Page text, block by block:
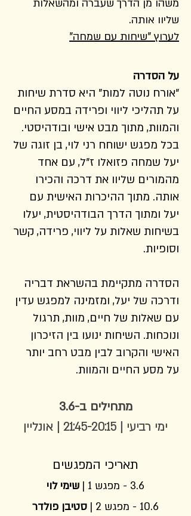
משהו מן הדרך שעברה ומהשאלות
שליוו אותה.
לערוץ "שיחות עם שמחה"
על הסדרה
"אורח נוטה למות" היא סדרת שיחות
על תהליכי ליווי ופרידה במסע החיים
והמוות, מתוך מבט אישי ובודהיסטי.
בכל מפגש ישוחח רני לוי, בן זוגה של
יעל שמחה פזואלו ז"ל, עם אחד
מהמורים שליוו את דרכה והכירו
אותה. מתוך ההיכרות האישית עם
יעל ומתוך הדרך הבודהיסטית, יעלו
בשיחות שאלות על ליווי, פרידה, קשר
וסופיות.
הסדרה מתקיימת בהשראת דבריה
ודרכה של יעל, ומזמינה למפגש עדין
עם שאלות של חיים, מוות, תרגול
ונוכחות. השיחות ינועו בין הזיכרון
האישי והקרוב לבין מבט רחב יותר
על מסע החיים והמוות.
מתחילים ב-3.6
ימי רביעי | 21:45-20:15 | אונליין
תאריכי המפגשים
3.6 - מפגש 1 |
שימי לוי
10.6 - מפגש 2 |
סטיבן פולדר